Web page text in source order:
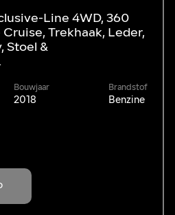
Line 4WD, 360
Trekhaak, Leder,
Stoel &
Bouwjaar
2018
Brandstof
Benzine